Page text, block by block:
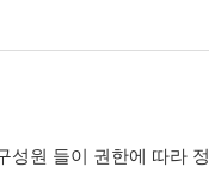
성원 들이 권한에 따라